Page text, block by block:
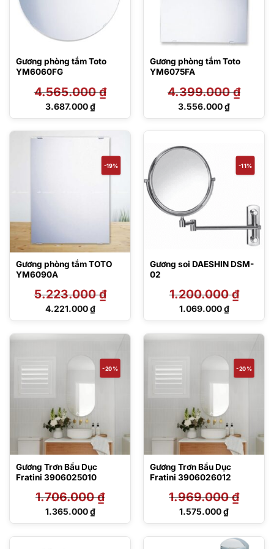
Gương phòng tắm Toto
YM6060FG
4.565.000₫
Giá
4.565.000 ₫.
3.687.000₫
Giá
tại
3.687.000 ₫.
Gương phòng tắm Toto
YM6075FA
4.399.000₫
Giá
3.556.000₫
Giá
3.556.000 ₫.
-19%
Gương phòng tắm TOTO
YM6090A
5.223.000₫
Giá
5.223.000 ₫.
4.221.000₫
Giá
4.221.000 ₫.
-11%
Gương soi DAESHIN DSM-
02
1.200.000₫
Giá
1.200.000 ₫.
1.069.000₫
Giá
1.069.000 ₫.
-20%
Gương Trơn Bầu Dục
Fratini 3906025010
1.706.000₫
Giá
1.706.000 ₫.
1.365.000₫
Giá
-20%
Gương Trơn Bầu Dục
Fratini 3906026012
1.969.000₫
Giá
1.969.000 ₫.
1.575.000₫
Giá